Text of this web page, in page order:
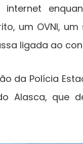
um OVNI,
ligada ao
da Polícia
Alasca, que